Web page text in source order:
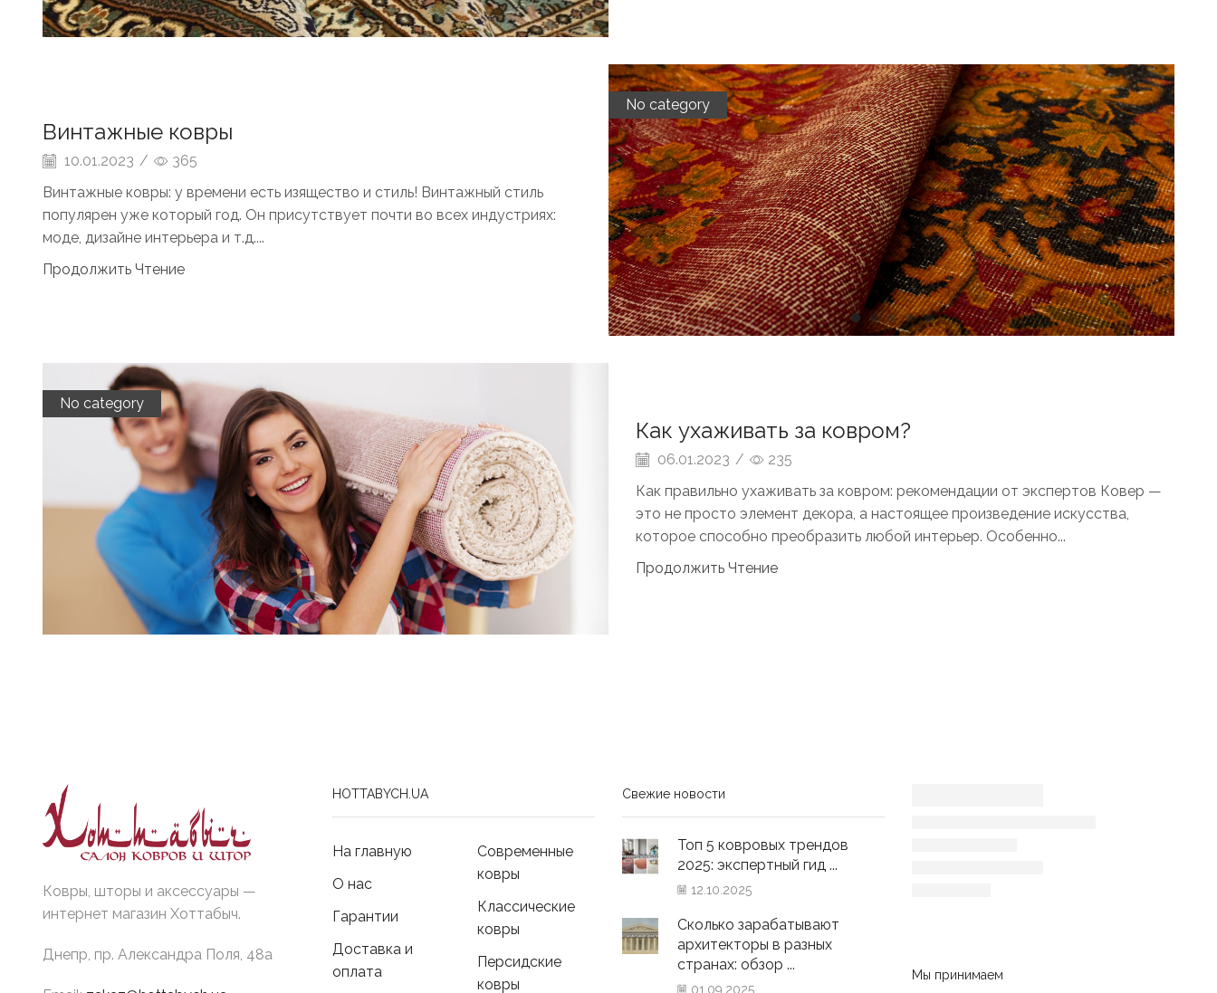
No category
Винтажные ковры
10.01.2023 /
365
Винтажные ковры: у времени есть изящество и стиль! Винтажный стиль
популярен уже который год. Он присутствует почти во всех индустриях:
моде, дизайне интерьера и т.д....
Продолжить Чтение
No category
Как ухаживать за ковром?
06.01.2023 /
235
Как правильно ухаживать за ковром: рекомендации от экспертов Ковер —
это не просто элемент декора, а настоящее произведение искусства,
которое способно преобразить любой интерьер. Особенно...
Продолжить Чтение
Ковры, шторы и аксессуары —
интернет магазин Хоттабыч.
Днепр, пр. Александра Поля, 48а
HOTTABYCH.UA
На главную
О нас
Гарантии
Доставка и
оплата
Современные
ковры
Классические
ковры
Персидские
ковры
Свежие новости
Топ 5 ковровых трендов
2025: экспертный гид ...
12.10.2025
Сколько зарабатывают
архитекторы в разных
странах: обзор ...
01.09.2025
Мы принимаем